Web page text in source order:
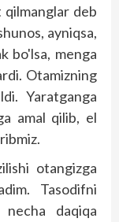
deb
ayniqsa,
bo'lsa, menga
Otamizning
Yaratganga
amal qilib, el
otangizga
Tasodifni
daqiqa